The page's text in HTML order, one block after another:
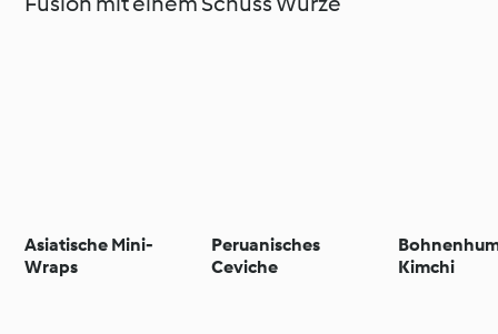
Asiatische Mini-
Wraps
Peruanisches
Ceviche
Kimchi